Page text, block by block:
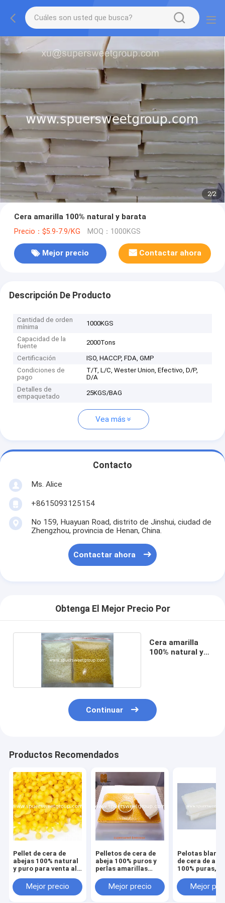
2/2
Cera amarilla 100% natural y barata
Precio：$5.9-7.9/KG MOQ：1000KGS
Mejor precio Contactar ahora
Descripción De Producto
Cantidad de orden
mínima
1000KGS
Capacidad de la
fuente
2000Tons
Certificación
ISO, HACCP, FDA, GMP
Condiciones de
pago
T/T, L/C, Wester Union, Efectivo, D/P,
D/A
Detalles de
empaquetado
25KGS/BAG
Vea más
Contacto
Ms. Alice
+8615093125154
No 159, Huayuan Road, distrito de Jinshui, ciudad de
Zhengzhou, provincia de Henan, China.
Contactar ahora
Obtenga El Mejor Precio Por
Cera amarilla
100% natural y
Continuar
Productos Recomendados
Pellet de cera de
abejas 100% natural
y puro para venta al
Mejor precio
Pelletos de cera de
abeja 100% puros y
perlas amarillas
cera de abeja para
bricolaje
Mejor precio
Pelotas
de cera de
100% puras,
cera de abeja
Mejor